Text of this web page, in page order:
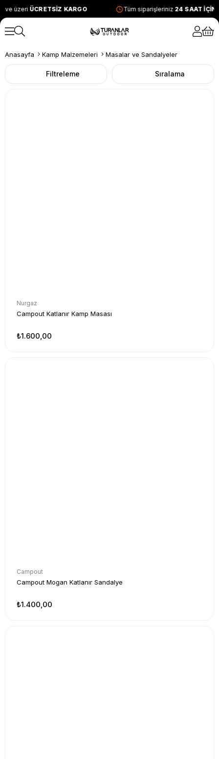
ve üzeriÜCRETSİZ KARGO Tüm siparişleriniz24 SAAT
Anasayfa Kamp Malzemeleri Masalar ve Sandalyeler
Filtreleme Sıralama
Nurgaz
Campout Katlanır Kamp Masası
₺1.600,00
Campout
Campout Mogan Katlanır Sandalye
₺1.400,00